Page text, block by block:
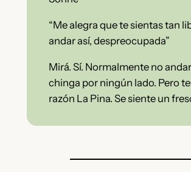
“Me alegra que te sientas tan
andar así, despreocupada”
Mirá. Sí. Normalmente no
chinga por ningún lado. Pero
razón La Pina. Se siente un